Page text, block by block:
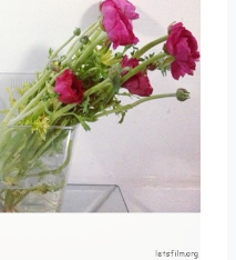
搜索